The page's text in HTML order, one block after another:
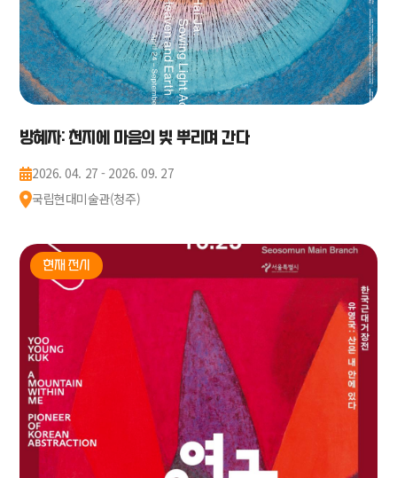
방혜자: 천지에 마음의 빛 뿌리며 간다
2026. 04. 27 - 2026. 09. 27
국립현대미술관(청주)
현재 전시